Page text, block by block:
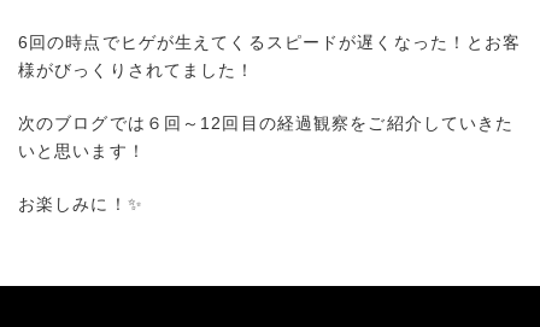
6回の時点でヒゲが生えてくるスピードが遅くなった！とお客
様がびっくりされてました！
次のブログでは６回～12回目の経過観察をご紹介していきた
いと思います！
お楽しみに！✨